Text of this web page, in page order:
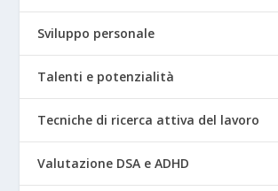
Sviluppo personale
Talenti e potenzialità
Tecniche di ricerca attiva del lavoro
Valutazione DSA e ADHD